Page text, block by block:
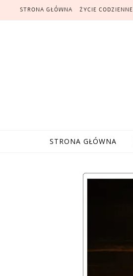
Skip to content
STRONA GŁÓWNA ŻYCIE CODZIENNE
STRONA GŁÓWNA